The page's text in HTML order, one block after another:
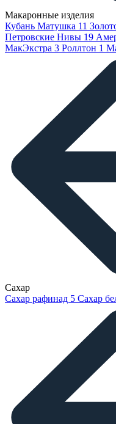
Макаронные изделия
Кубань Матушка 11
Петровские Нивы 19
МакЭкстра 3 Роллтон 1
Сахар
Сахар рафинад 5 Сахар